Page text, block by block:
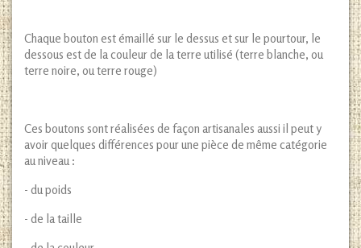
Chaque bouton est émaillé sur le dessus et sur le pourtour, le
dessous est de la couleur de la terre utilisé (terre blanche, ou
terre noire, ou terre rouge)
Ces boutons sont réalisées de façon artisanales aussi il peut y
avoir quelques différences pour une pièce de même catégorie
au niveau :
- du poids
- de la taille